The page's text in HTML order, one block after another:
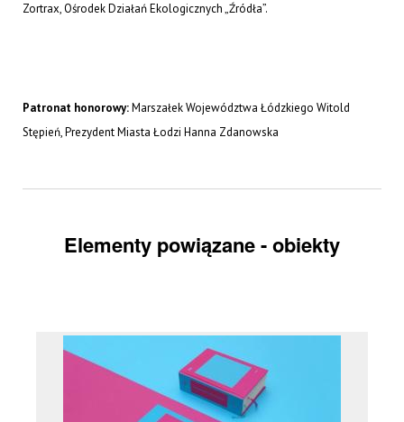
Zortrax, Ośrodek Działań Ekologicznych „Źródła”.
Patronat honorowy:Marszałek Województwa Łódzkiego Witold
Stępień, Prezydent Miasta Łodzi Hanna Zdanowska
Elementy powiązane - obiekty